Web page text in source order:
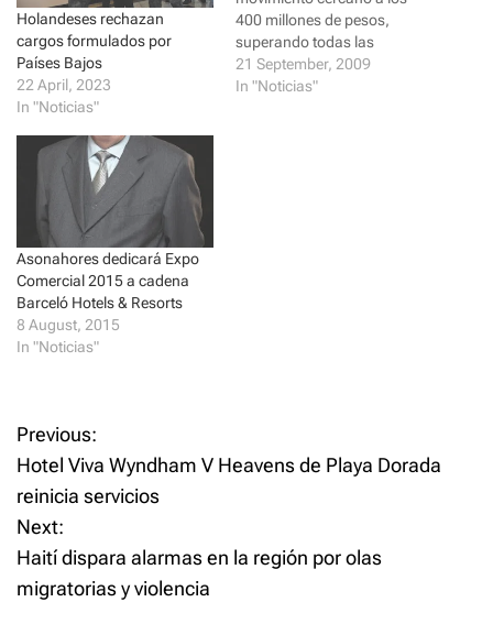
t
e
r
(
O
p
e
n
i
n
n
d
w
)
b
o
o
s
i
n
e
w
i
n
d
o
w
)
Holandeses rechazan
cargos formulados por
Países Bajos
22 April, 2023
In "Noticias"
400 millones de pesos,
superando todas las
expectativas asumidas al
inicio por la Cámara de
21 September, 2009
In "Noticias"
Asonahores dedicará Expo
Comercial 2015 a cadena
Barceló Hotels & Resorts
8 August, 2015
In "Noticias"
P
o
s
t
Previous:
Hotel Viva Wyndham V Heavens de Playa Dorada
reinicia servicios
Next:
Haití dispara alarmas en la región por olas
migratorias y violencia